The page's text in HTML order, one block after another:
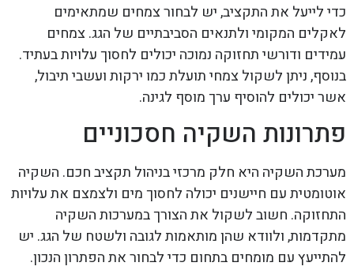
כדי לייעל את התקציב, יש לבחור צמחים שמתאימים
לאקלים המקומי ולתנאים הסביבתיים של הגג. צמחים
עמידים ודורשי תחזוקה נמוכה יכולים לחסוך עלויות בעתיד.
בנוסף, ניתן לשקול צמחי תועלת כמו ירקות ועשבי תיבול,
אשר יכולים להוסיף ערך מוסף לגינה.
פתרונות השקיה חסכוניים
מערכת השקיה היא חלק מרכזי בניהול תקציב חכם. השקיה
אוטומטית עם חיישנים יכולה לחסוך מים ולצמצם את עלויות
התחזוקה. חשוב לשקול את הצורך במערכות השקיה
מתקדמות, ולוודא שהן מותאמות לגובה ולשטח של הגג. יש
להתייעץ עם מומחים בתחום כדי לבחור את הפתרון הנכון.